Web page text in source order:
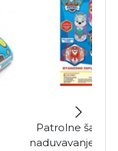
Patrolne šape
naduvavanje